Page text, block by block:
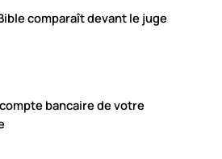
comparaît devant le juge
bancaire de votre